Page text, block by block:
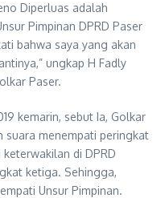
Diperluas adalah
Pimpinan DPRD Paser
bahwa saya yang akan
ungkap H Fadly
Paser.
kemarin, sebut Ia, Golkar
suara menempati peringkat
di DPRD
ketiga. Sehingga,
Unsur Pimpinan.